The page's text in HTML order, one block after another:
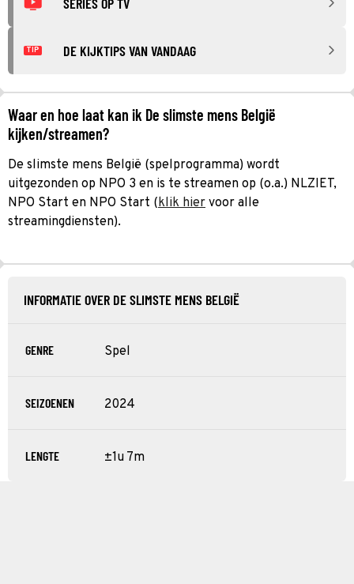
TIP DE KIJKTIPS VAN VANDAAG
Waar en hoe laat kan ik De slimste mens België
kijken/streamen?
De slimste mens België (spelprogramma) wordt
uitgezonden op NPO 3 en is te streamen op (o.a.) NLZIET,
NPO Start en NPO Start (klik hier voor alle
streamingdiensten).
INFORMATIE OVER DE SLIMSTE MENS BELGIË
GENRE Spel
SEIZOENEN 2024
LENGTE ±1u 7m